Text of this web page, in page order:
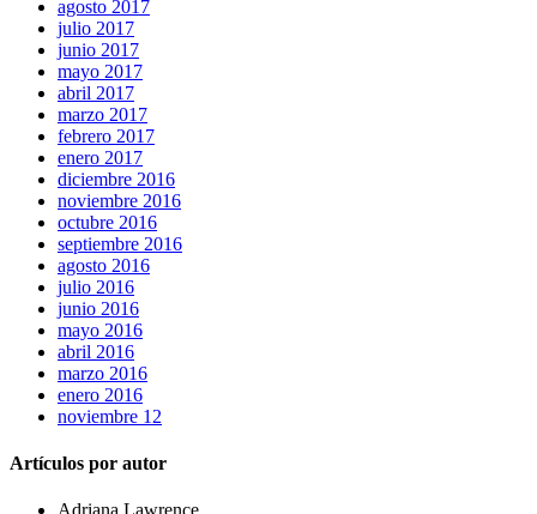
agosto 2017
julio 2017
junio 2017
mayo 2017
abril 2017
marzo 2017
febrero 2017
enero 2017
diciembre 2016
noviembre 2016
octubre 2016
septiembre 2016
agosto 2016
julio 2016
junio 2016
mayo 2016
abril 2016
marzo 2016
enero 2016
noviembre 12
Artículos por autor